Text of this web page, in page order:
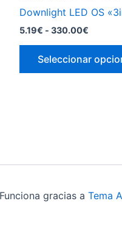
Downlight LED OS
5.19€ - 330.00€
desde
5.19€
Seleccionar
gracias a Tema